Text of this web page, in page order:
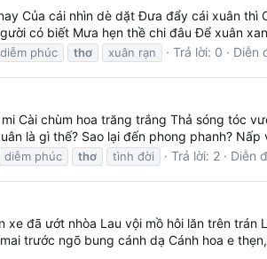
Của cái nhìn dè dặt Đưa đẩy cái xuân
có biết Mưa hẹn thề chi đâu Để xuân
diễm phúc thơ xuân rạn Trả lời: 0 Diễn
Cài chùm hoa trăng trắng Thả sóng tóc
là gì thế? Sao lại đến phong phanh?
diễm phúc thơ tình đời Trả lời: 2 Diễn
xe đã ướt nhòa Lau vội mồ hôi lăn trên
trước ngõ bung cánh dạ Cánh hoa e